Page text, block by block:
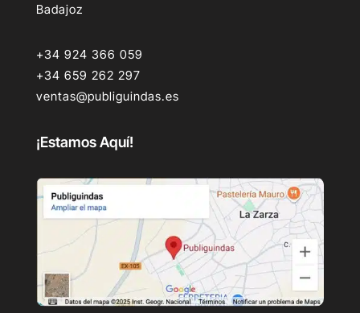
Badajoz
+34 924 366 059
+34 659 262 297
ventas@publiguindas.es
¡Estamos Aquí!